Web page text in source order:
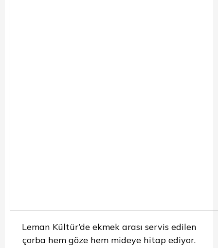
Leman Kültür’de ekmek arası servis edilen
çorba hem göze hem mideye hitap ediyor.